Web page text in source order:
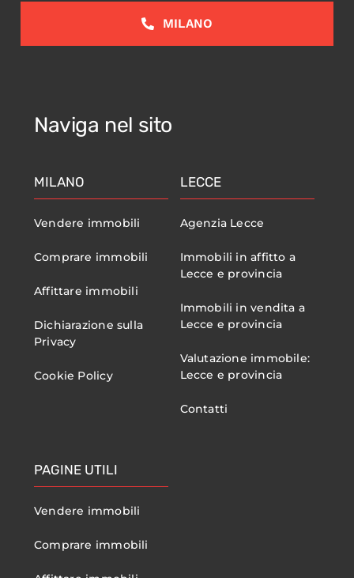
MILANO
Naviga nel sito
MILANO
Vendere immobili
Comprare immobili
Affittare immobili
Dichiarazione sulla
Privacy
Cookie Policy
LECCE
Agenzia Lecce
Immobili in affitto a
Lecce e provincia
Immobili in vendita a
Lecce e provincia
Valutazione immobile:
Lecce e provincia
Contatti
PAGINE UTILI
Vendere immobili
Comprare immobili